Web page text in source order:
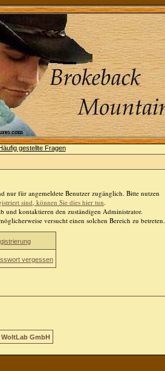
nur für angemeldete Benutzer zugänglich. Bitte nutzen
sind, können Sie dies hier tun.
und kontaktieren den zuständigen Administrator.
versucht einen solchen Bereich zu betreten.
vergessen
WoltLab GmbH